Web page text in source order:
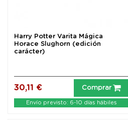
Harry Potter Varita Mágica
Horace Slughorn (edición
carácter)
30,11 € Comprar
Envío previsto: 6-10 días hábiles